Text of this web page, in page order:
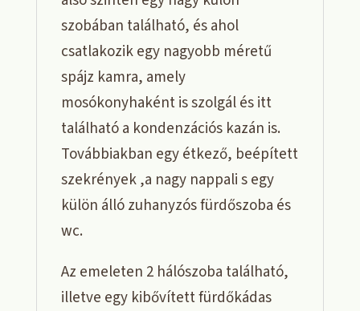
szobában található, és ahol
csatlakozik egy nagyobb méretű
spájz kamra, amely
mosókonyhaként is szolgál és itt
található a kondenzációs kazán is.
Továbbiakban egy étkező, beépített
szekrények ,a nagy nappali s egy
külön álló zuhanyzós fürdőszoba és
wc.
Az emeleten 2 hálószoba található,
illetve egy kibővített fürdőkádas